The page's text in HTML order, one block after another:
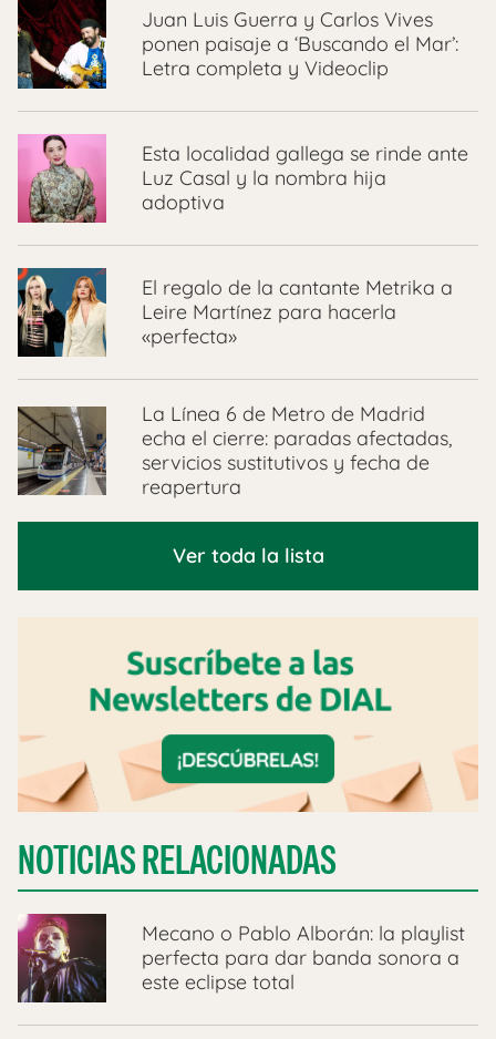
Juan Luis Guerra y Carlos Vives
ponen paisaje a ‘Buscando el Mar’:
Letra completa y Videoclip
Esta localidad gallega se rinde ante
Luz Casal y la nombra hija
adoptiva
El regalo de la cantante Metrika a
Leire Martínez para hacerla
«perfecta»
La Línea 6 de Metro de Madrid
echa el cierre: paradas afectadas,
servicios sustitutivos y fecha de
reapertura
Ver toda la lista
NOTICIAS RELACIONADAS
Mecano o Pablo Alborán: la playlist
perfecta para dar banda sonora a
este eclipse total